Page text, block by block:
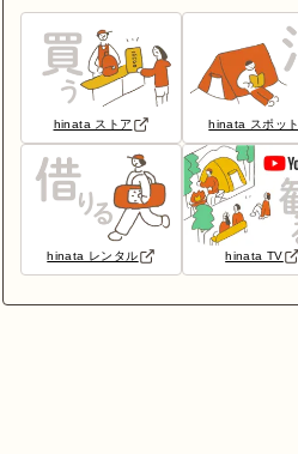
hinata ストア hinata スポット
hinata レンタル hinata TV